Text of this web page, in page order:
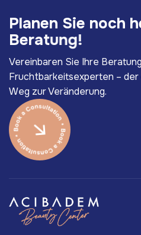
Planen Sie noch h
Beratung!
Vereinbaren Sie Ihre
Fruchtbarkeitsexperten –
Weg zur Veränderung.